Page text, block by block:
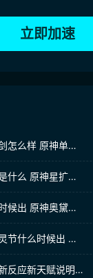
立即加速
原神单手剑星锋剑怎么样 原神单手剑星锋剑给谁用
原神星扩散反应是什么 原神星扩散反应介绍
原神奥黛塔什么时候出 原神奥黛塔抽取建议
原神映夏归乡千灵节什么时候出 原神千灵节活动前瞻
原神魔女的谕示新反应新天赋说明 原神魔女的谕示新反应新天赋有哪些